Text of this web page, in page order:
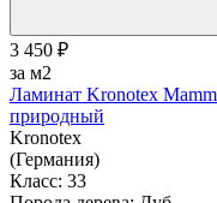
3 450 ₽
за м2
Ламинат Kronotex
природный
Kronotex
(Германия)
Класс: 33